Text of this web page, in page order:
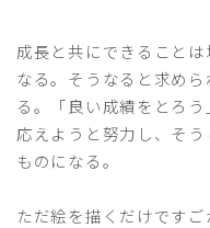
成長と共にできること
なる。そうなると求め
る。「良い成績をとろ
応えようと努力し、そ
ものになる。
ただ絵を描くだけです